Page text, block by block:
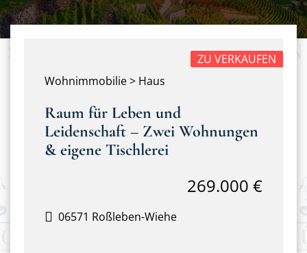
Wohnimmobilie > Haus
ZU VERKAUFEN
Raum für Leben und
Leidenschaft – Zwei Wohnungen
& eigene Tischlerei
06571 Roßleben-Wiehe
269.000 €